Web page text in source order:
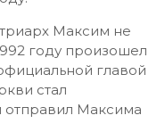
Максим не
году произошел
главой
стал
отправил Максима